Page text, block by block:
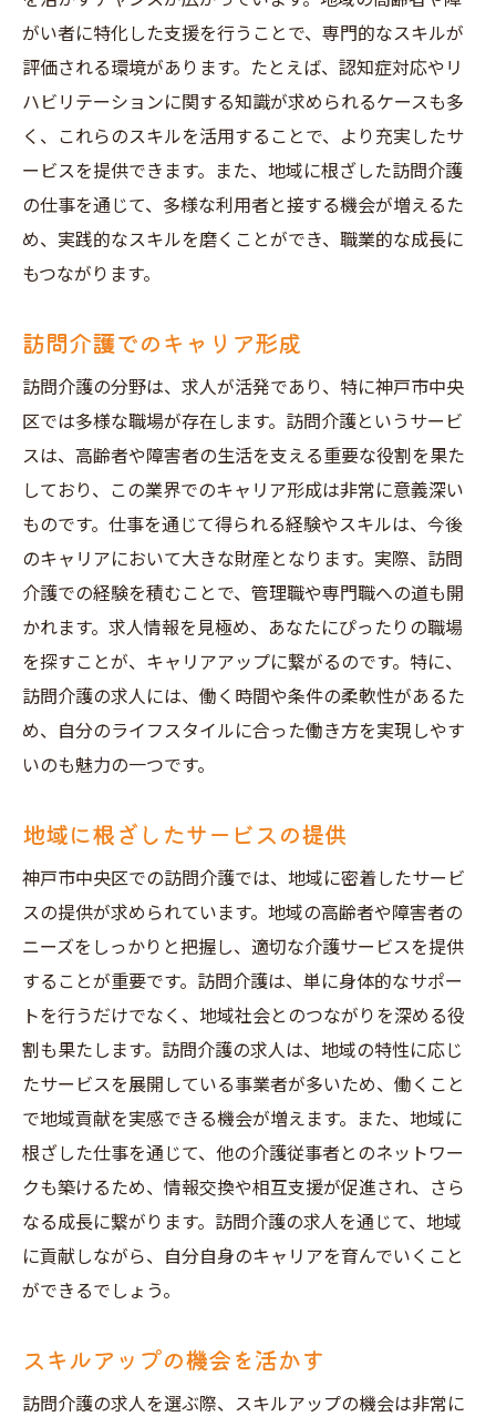
がい者に特化した支援を行うことで、専門的なスキルが
評価される環境があります。たとえば、認知症対応やリ
ハビリテーションに関する知識が求められるケースも多
く、これらのスキルを活用することで、より充実したサ
ービスを提供できます。また、地域に根ざした訪問介護
の仕事を通じて、多様な利用者と接する機会が増えるた
め、実践的なスキルを磨くことができ、職業的な成長に
もつながります。
訪問介護でのキャリア形成
訪問介護の分野は、求人が活発であり、特に神戸市中央
区では多様な職場が存在します。訪問介護というサービ
スは、高齢者や障害者の生活を支える重要な役割を果た
しており、この業界でのキャリア形成は非常に意義深い
ものです。仕事を通じて得られる経験やスキルは、今後
のキャリアにおいて大きな財産となります。実際、訪問
介護での経験を積むことで、管理職や専門職への道も開
かれます。求人情報を見極め、あなたにぴったりの職場
を探すことが、キャリアアップに繋がるのです。特に、
訪問介護の求人には、働く時間や条件の柔軟性があるた
め、自分のライフスタイルに合った働き方を実現しやす
いのも魅力の一つです。
地域に根ざしたサービスの提供
神戸市中央区での訪問介護では、地域に密着したサービ
スの提供が求められています。地域の高齢者や障害者の
ニーズをしっかりと把握し、適切な介護サービスを提供
することが重要です。訪問介護は、単に身体的なサポー
トを行うだけでなく、地域社会とのつながりを深める役
割も果たします。訪問介護の求人は、地域の特性に応じ
たサービスを展開している事業者が多いため、働くこと
で地域貢献を実感できる機会が増えます。また、地域に
根ざした仕事を通じて、他の介護従事者とのネットワー
クも築けるため、情報交換や相互支援が促進され、さら
なる成長に繋がります。訪問介護の求人を通じて、地域
に貢献しながら、自分自身のキャリアを育んでいくこと
ができるでしょう。
スキルアップの機会を活かす
訪問介護の求人を選ぶ際、スキルアップの機会は非常に